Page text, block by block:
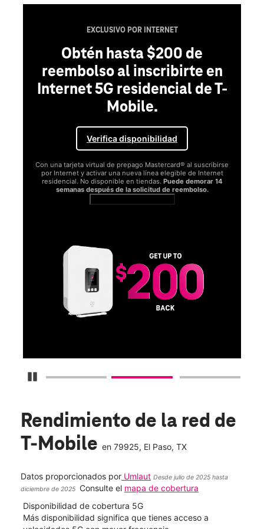
Detener carrusel
EXCLUSIVO POR INTERNET
Obtén hasta $200 de
reembolso al inscribirte en
Internet 5G residencial de T-
Mobile.
Verifica disponibilidad
Con una tarjeta virtual de prepago Mastercard® al suscribirse
por Internet y activar una nueva línea elegible de Internet
residencial. No disponible en tiendas. Puede demorar 14
semanas después de la solicitud de reembolso.
Rendimiento de la red de
T-Mobile en 79925, El Paso, TX
Datos proporcionados por Umlaut Desde julio de 2025 hasta
diciembre de 2025
Consulte el mapa de cobertura
Disponibilidad de cobertura 5G
Más disponibilidad significa que tienes acceso a